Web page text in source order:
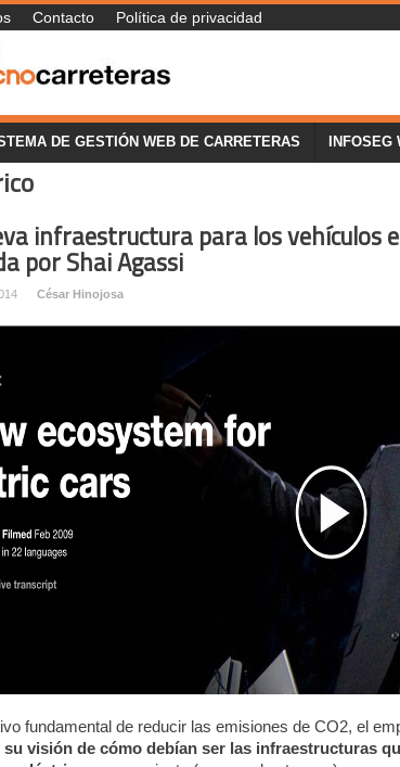
Contacto Política de privacidad
DE GESTIÓN WEB DE CARRETERAS INFOSEG
infraestructura para los vehículos
por Shai Agassi
César Hinojosa
fundamental de reducir las emisiones de CO2, el
su visión de cómo debían ser las infraestructuras